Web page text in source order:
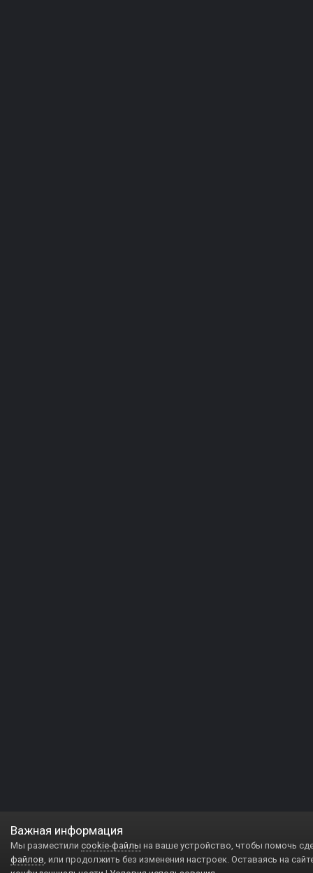
Важная информация
Мы разместили cookie-файлы на ваше устройство, чтобы помочь
файлов, или продолжить без изменения настроек. Оставаясь на